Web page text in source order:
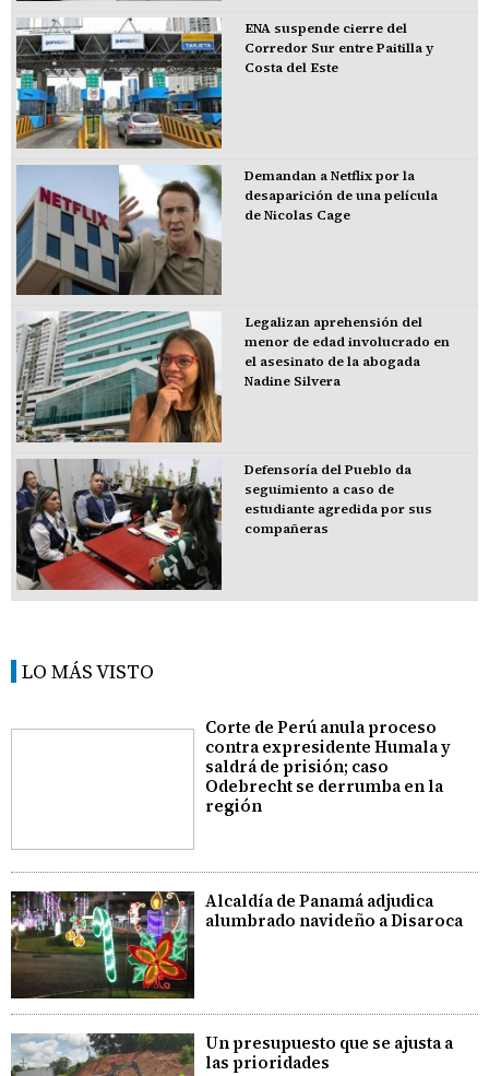
ENA suspende cierre del
Corredor Sur entre Paitilla y
Costa del Este
Demandan a Netflix por la
desaparición de una película
de Nicolas Cage
Legalizan aprehensión del
menor de edad involucrado en
el asesinato de la abogada
Nadine Silvera
Defensoría del Pueblo da
seguimiento a caso de
estudiante agredida por sus
compañeras
LO MÁS VISTO
Corte de Perú anula proceso
contra expresidente Humala y
saldrá de prisión; caso
Odebrecht se derrumba en la
región
Alcaldía de Panamá adjudica
alumbrado navideño a Disaroca
Un presupuesto que se ajusta a
las prioridades